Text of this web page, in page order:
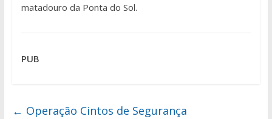
matadouro da Ponta do Sol.
PUB
← Operação Cintos de Segurança